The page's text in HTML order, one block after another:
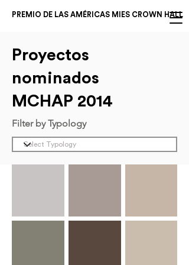
PREMIO DE LAS AMÉRICAS MIES CROWN HALL
Proyectos
nominados
MCHAP 2014
Filter by Typology